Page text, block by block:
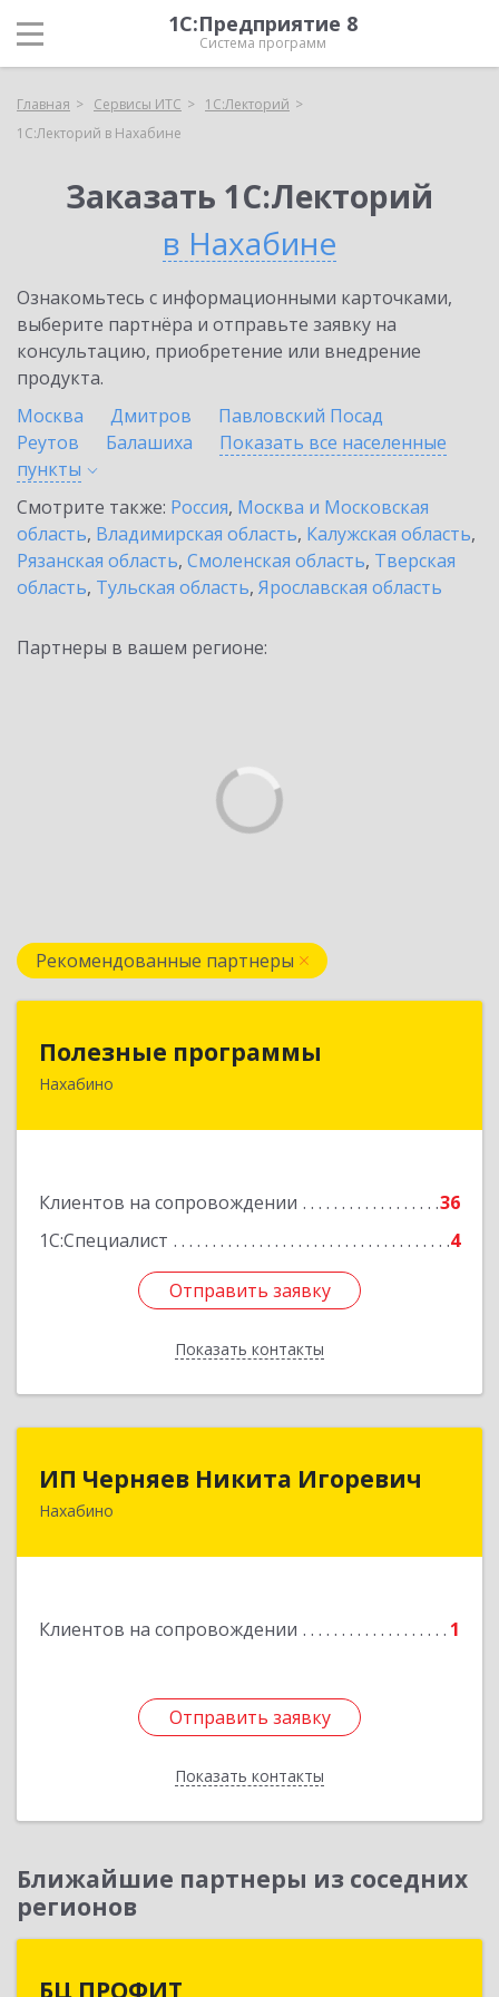
1С:Предприятие 8
Система программ
Главная Сервисы ИТС
1С:Лекторий
1С:Лекторий в Нахабине
Заказать 1С:Лекторий
в Нахабине
Ознакомьтесь с информационными карточками,
выберите партнёра и отправьте заявку на
консультацию, приобретение или внедрение
продукта.
Москва
Дмитров
Павловский Посад
Реутов
Балашиха
Показать все населенные
пункты
Смотрите также: Россия, Москва и Московская
область, Владимирская область, Калужская область,
Рязанская область, Смоленская область, Тверская
область, Тульская область, Ярославская область
Партнеры в вашем регионе:
Рекомендованные партнеры
Полезные программы
Нахабино
Клиентов на сопровождении
36
1С:Специалист
4
Отправить заявку
Показать контакты
143432, Московская обл, Красногорский р-н,
Отправить заявку
Назад
ИП Черняев Никита Игоревич
Нахабино
Клиентов на сопровождении 1
Отправить заявку
Показать контакты
143430, Московская обл, Красногорский р-н,
Подробнее
Отправить заявку
Назад
Ближайшие партнеры из соседних
регионов
БЦ ПРОФИТ